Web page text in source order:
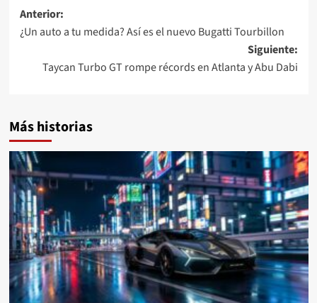
Navegación
de
entradas
Anterior:
¿Un auto a tu medida? Así es el nuevo Bugatti Tourbillon
Siguiente:
Taycan Turbo GT rompe récords en Atlanta y Abu Dabi
Más historias